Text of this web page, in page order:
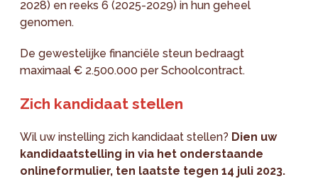
2028) en reeks 6 (2025-2029) in hun geheel
genomen.
De gewestelijke financiële steun bedraagt
maximaal € 2.500.000 per Schoolcontract.
Zich kandidaat stellen
Wil uw instelling zich kandidaat stellen? Dien uw
kandidaatstelling in via het onderstaande
onlineformulier, ten laatste tegen 14 juli 2023.